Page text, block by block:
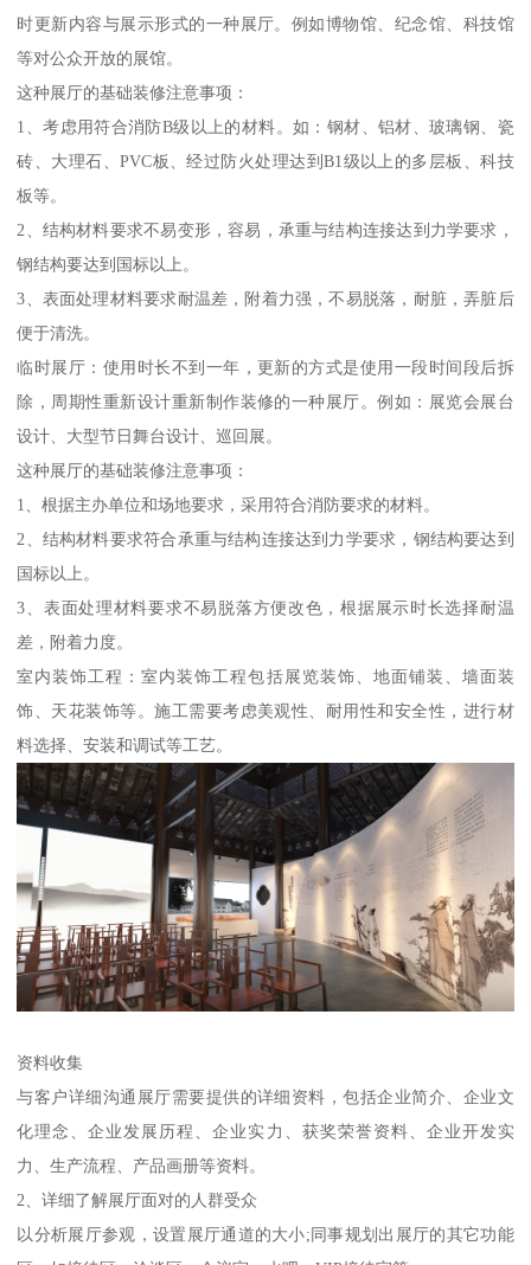
时更新内容与展示形式的一种展厅。例如博物馆、纪念馆、科技馆
等对公众开放的展馆。
这种展厅的基础装修注意事项：
1、考虑用符合消防B级以上的材料。如：钢材、铝材、玻璃钢、瓷
砖、大理石、PVC板、经过防火处理达到B1级以上的多层板、科技
板等。
2、结构材料要求不易变形，容易，承重与结构连接达到力学要求，
钢结构要达到国标以上。
3、表面处理材料要求耐温差，附着力强，不易脱落，耐脏，弄脏后
便于清洗。
临时展厅：使用时长不到一年，更新的方式是使用一段时间段后拆
除，周期性重新设计重新制作装修的一种展厅。例如：展览会展台
设计、大型节日舞台设计、巡回展。
这种展厅的基础装修注意事项：
1、根据主办单位和场地要求，采用符合消防要求的材料。
2、结构材料要求符合承重与结构连接达到力学要求，钢结构要达到
国标以上。
3、表面处理材料要求不易脱落方便改色，根据展示时长选择耐温
差，附着力度。
室内装饰工程：室内装饰工程包括展览装饰、地面铺装、墙面装
饰、天花装饰等。施工需要考虑美观性、耐用性和安全性，进行材
料选择、安装和调试等工艺。
资料收集
与客户详细沟通展厅需要提供的详细资料，包括企业简介、企业文
化理念、企业发展历程、企业实力、获奖荣誉资料、企业开发实
力、生产流程、产品画册等资料。
2、详细了解展厅面对的人群受众
以分析展厅参观，设置展厅通道的大小;同事规划出展厅的其它功能